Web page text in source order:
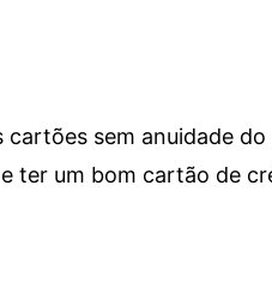
sem anuidade do
ter um bom cartão de